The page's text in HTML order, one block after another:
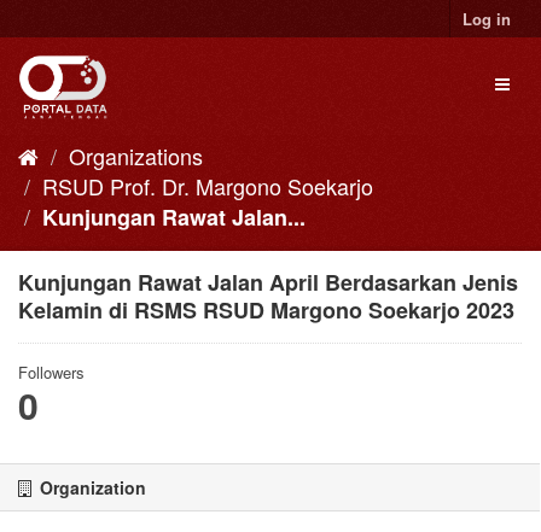
to
content
Log in
Organizations
RSUD Prof. Dr. Margono Soekarjo
Kunjungan Rawat Jalan...
Kunjungan Rawat Jalan April Berdasarkan Jenis
Kelamin di RSMS RSUD Margono Soekarjo 2023
Followers
0
Organization